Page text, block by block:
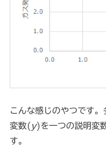
こんな感じのやつです
変数( y)を一つの説明変
す。